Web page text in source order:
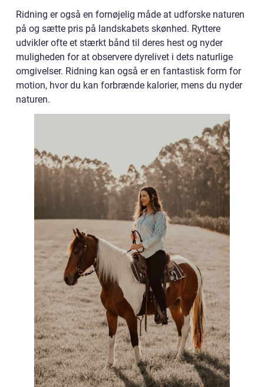
Ridning er også en fornøjelig måde at udforske naturen
på og sætte pris på landskabets skønhed. Ryttere
udvikler ofte et stærkt bånd til deres hest og nyder
muligheden for at observere dyrelivet i dets naturlige
omgivelser. Ridning kan også er en fantastisk form for
motion, hvor du kan forbrænde kalorier, mens du nyder
naturen.